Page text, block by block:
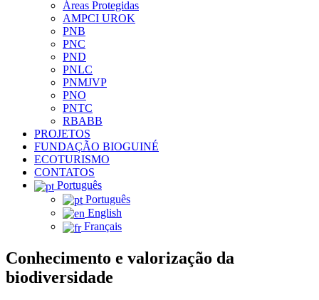
Áreas Protegidas
AMPCI UROK
PNB
PNC
PND
PNLC
PNMJVP
PNO
PNTC
RBABB
PROJETOS
FUNDAÇÃO BIOGUINÉ
ECOTURISMO
CONTATOS
Português
Português
English
Français
Conhecimento e valorização da
biodiversidade